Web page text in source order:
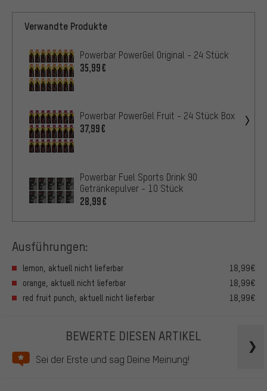
Verwandte Produkte
Powerbar PowerGel Original - 24 Stück
35,99€
Powerbar PowerGel Fruit - 24 Stück Box
37,99€
Powerbar Fuel Sports Drink 90
Getränkepulver - 10 Stück
28,99€
Ausführungen:
lemon, aktuell nicht lieferbar
18,99€
orange, aktuell nicht lieferbar
18,99€
red fruit punch, aktuell nicht lieferbar
18,99€
BEWERTE DIESEN ARTIKEL
Sei der Erste und sag Deine Meinung!